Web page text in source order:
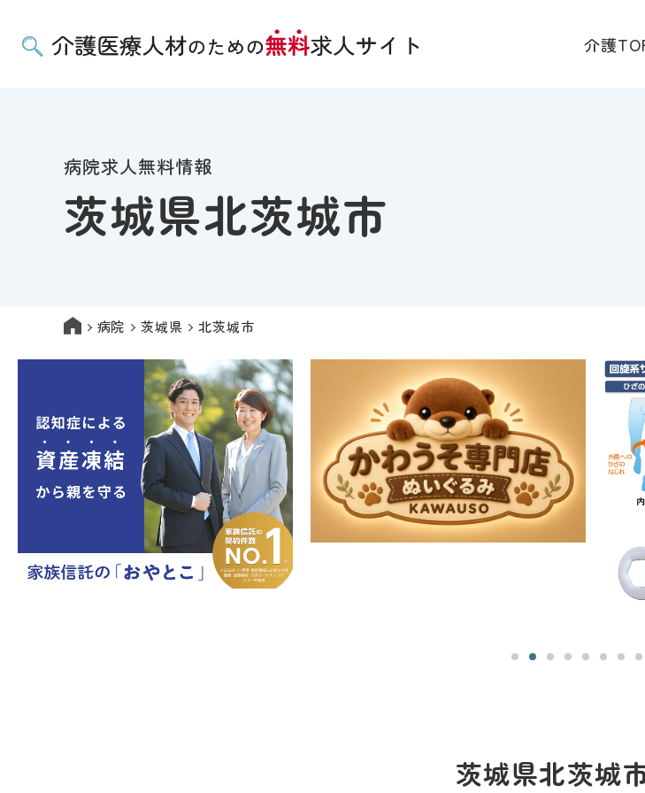
介護
病院求人無料情報
茨城県北茨城市
病院 茨城県 北茨城市
茨城県北茨城